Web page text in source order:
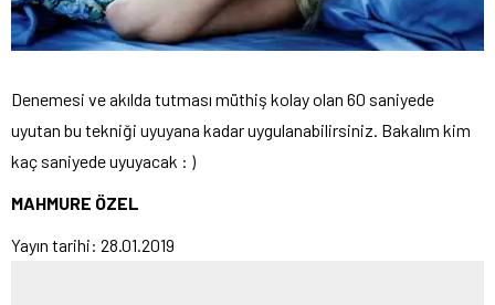
Denemesi ve akılda tutması müthiş kolay olan 60 saniyede
uyutan bu tekniği uyuyana kadar uygulanabilirsiniz. Bakalım kim
kaç saniyede uyuyacak : )
MAHMURE ÖZEL
Yayın tarihi: 28.01.2019